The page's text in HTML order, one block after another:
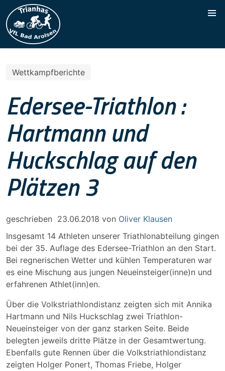
Wettkampfberichte
Edersee-Triathlon :
Hartmann und
Huckschlag auf den
Plätzen 3
geschrieben 23.06.2018 von Oliver Klausen
Insgesamt 14 Athleten unserer Triathlonabteilung gingen
bei der 35. Auflage des Edersee-Triathlon an den Start.
Bei regnerischen Wetter und kühlen Temperaturen war
es eine Mischung aus jungen Neueinsteiger(inne)n und
erfahrenen Athlet(inn)en.
Über die Volkstriathlondistanz zeigten sich mit Annika
Hartmann und Nils Huckschlag zwei Triathlon-
Neueinsteiger von der ganz starken Seite. Beide
belegten jeweils dritte Plätze in der Gesamtwertung.
Ebenfalls gute Rennen über die Volkstriathlondistanz
zeigten Holger Ponert, Thomas Friebe, Holger